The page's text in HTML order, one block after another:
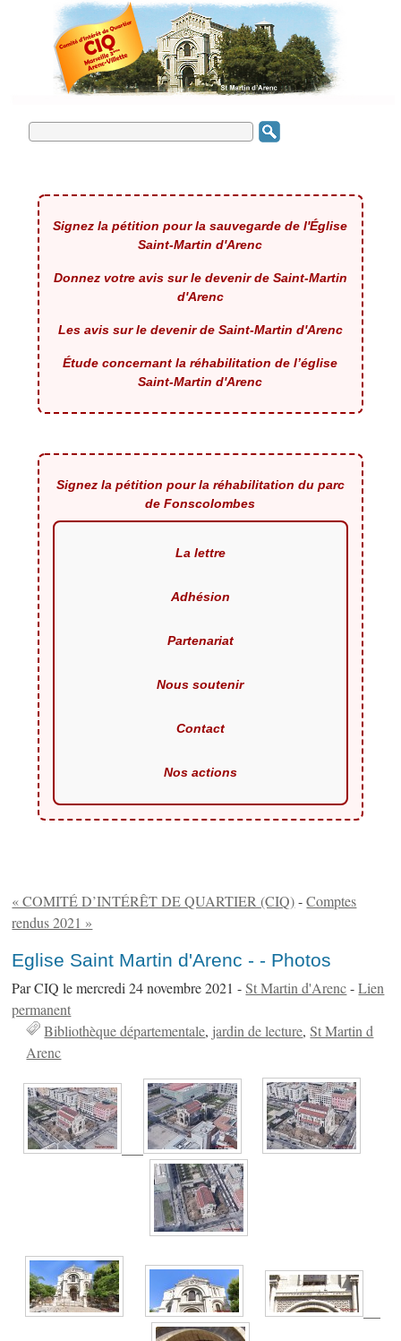
Signez la pétition pour la sauvegarde de l'Église
Saint-Martin d'Arenc
Donnez votre avis sur le devenir de Saint-Martin
d'Arenc
Les avis sur le devenir de Saint-Martin d'Arenc
Étude concernant la réhabilitation de l’église
Saint-Martin d'Arenc
Signez la pétition pour la réhabilitation du parc
de Fonscolombes
La lettre
Adhésion
Partenariat
Nous soutenir
Contact
Nos actions
« COMITÉ D’INTÉRÊT DE QUARTIER (CIQ) - Comptes
rendus 2021 »
Eglise Saint Martin d'Arenc - - Photos
Par CIQ le mercredi 24 novembre 2021 -St Martin d'Arenc-Lien
permanent
Bibliothèque départementale jardin de lecture St Martin d
Arenc